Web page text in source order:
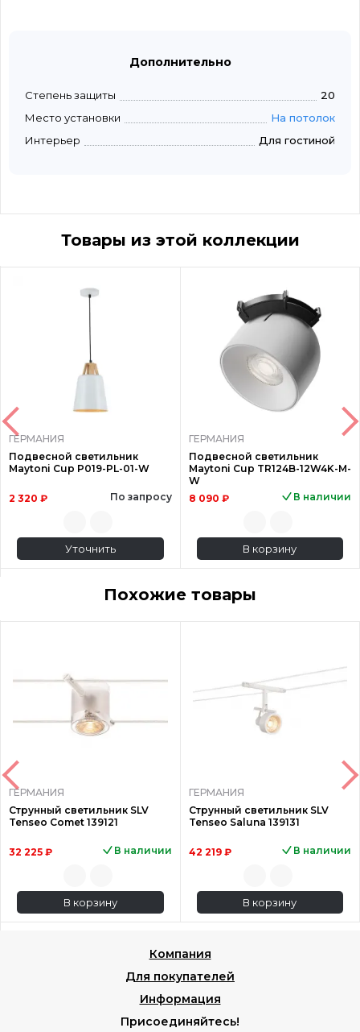
Дополнительно
Степень защиты
20
Место установки
На потолок
Интерьер
Для гостиной
Товары из этой коллекции
ГЕРМАНИЯ
Подвесной светильник
Maytoni Cup P019-PL-01-W
2 320 ₽ По запросу
Уточнить
ГЕРМАНИЯ
Подвесной светильник
Maytoni Cup TR124B-12W4K-M-
W
8 090 ₽
В наличии
В корзину
Похожие товары
ГЕРМАНИЯ
Струнный светильник SLV
Tenseo Comet 139121
32 225 ₽ В наличии
В корзину
ГЕРМАНИЯ
Струнный светильник SLV
Tenseo Saluna 139131
42 219 ₽ В наличии
В корзину
Компания
Для покупателей
Информация
Присоединяйтесь!